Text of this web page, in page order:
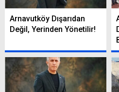
Arnavutköy Dışarıdan
Değil, Yerinden Yönetilir!